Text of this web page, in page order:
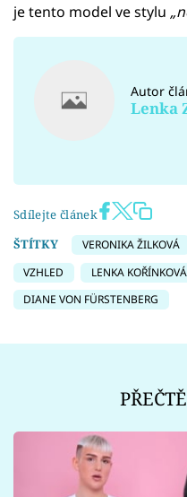
je tento model ve stylu „
Autor
Lenka
Sdílejte článek
ŠTÍTKY
VERONIKA ŽILKOVÁ
VZHLED
LENKA KOŘÍNKOVÁ
DIANE VON FÜRSTENBERG